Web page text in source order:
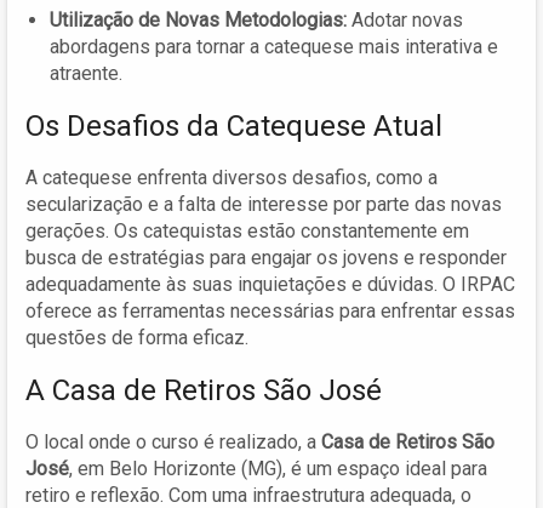
Utilização de Novas Metodologias: Adotar novas
abordagens para tornar a catequese mais interativa e
atraente.
Os Desafios da Catequese Atual
A catequese enfrenta diversos desafios, como a
secularização e a falta de interesse por parte das novas
gerações. Os catequistas estão constantemente em
busca de estratégias para engajar os jovens e responder
adequadamente às suas inquietações e dúvidas. O IRPAC
oferece as ferramentas necessárias para enfrentar essas
questões de forma eficaz.
A Casa de Retiros São José
O local onde o curso é realizado, a Casa de Retiros São
José, em Belo Horizonte (MG), é um espaço ideal para
retiro e reflexão. Com uma infraestrutura adequada, o